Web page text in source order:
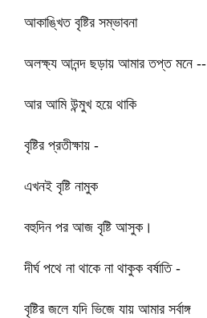
আকাঙ্খিত বৃষ্টির সম্ভাবনা
অলক্ষ্য আনন্দ ছড়ায় আমার তপ্ত মনে --
আর আমি উন্মুখ হয়ে থাকি
বৃষ্টির প্রতীক্ষায় -
এখনই বৃষ্টি নামুক
বহুদিন পর আজ বৃষ্টি আসুক।
দীর্ঘ পথে না থাকে না থাকুক বর্ষাতি -
বৃষ্টির জলে যদি ভিজে যায় আমার সর্বাঙ্গ